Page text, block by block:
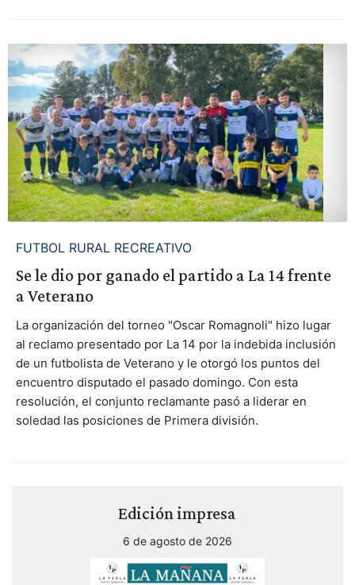
FUTBOL RURAL RECREATIVO
Se le dio por ganado el partido a La 14 frente
a Veterano
La organización del torneo "Oscar Romagnoli" hizo lugar
al reclamo presentado por La 14 por la indebida inclusión
de un futbolista de Veterano y le otorgó los puntos del
encuentro disputado el pasado domingo. Con esta
resolución, el conjunto reclamante pasó a liderar en
soledad las posiciones de Primera división.
Edición impresa
6 de agosto de 2026